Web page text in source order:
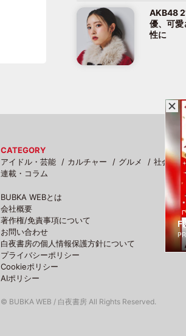
AKB48
優、可愛
性に
CATEGORY
アイドル・芸能
カルチャー グルメ 社会
連載・コラム
BUBKA WEBとは
会社概要
著作権/免責事項について
お問い合わせ
白夜書房の個人情報保護方針について
プライバシーポリシー
Cookieポリシー
AIポリシー
© BUBKA WEB / 白夜書房 All Rights Reserved.
F